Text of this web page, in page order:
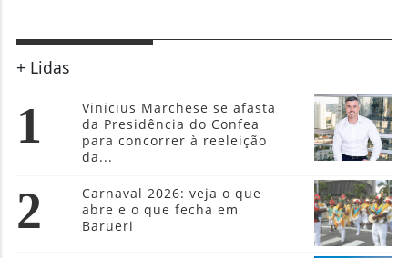
+ Lidas
1
Vinicius Marchese se afasta
da Presidência do Confea
para concorrer à reeleição
da...
2
Carnaval 2026: veja o que
abre e o que fecha em
Barueri